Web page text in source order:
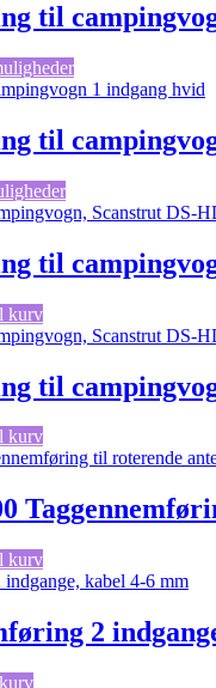
til
Dette
vare
varianter.
vælges
varesiden
til
Dette
vare
varianter.
vælges
varesiden
til
kurv
til
kurv
kurv
2